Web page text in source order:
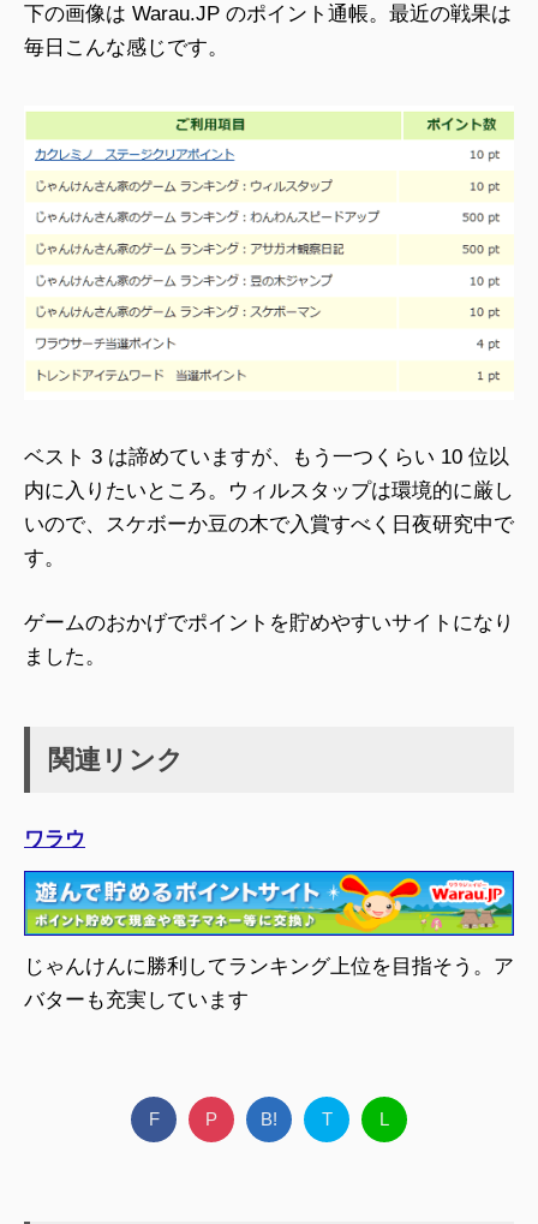
下の画像は Warau.JP のポイント通帳。最近の戦果は
毎日こんな感じです。
ベスト 3 は諦めていますが、もう一つくらい 10 位以
内に入りたいところ。ウィルスタップは環境的に厳し
いので、スケボーか豆の木で入賞すべく日夜研究中で
す。
ゲームのおかげでポイントを貯めやすいサイトになり
ました。
関連リンク
ワラウ
じゃんけんに勝利してランキング上位を目指そう。ア
バターも充実しています
F P B! T L